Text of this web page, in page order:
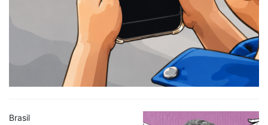
Brasil